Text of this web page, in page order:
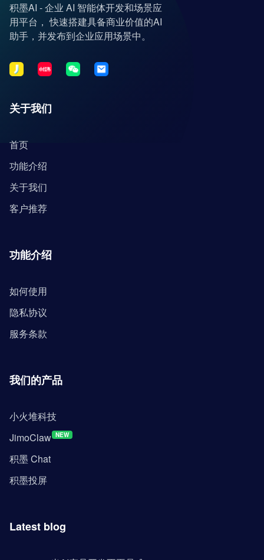
积墨AI - 企业 AI 智能体开发和场景应
用平台， 快速搭建具备商业价值的AI
助手，并发布到企业应用场景中。
关于我们
首页
功能介绍
关于我们
客户推荐
功能介绍
如何使用
隐私协议
服务条款
我们的产品
小火堆科技
JimoClaw NEW
积墨 Chat
积墨投屏
Latest blog